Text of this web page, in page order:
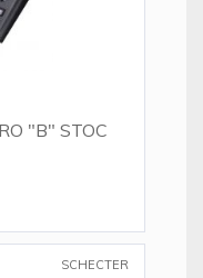
"B" STOCK
SCHECTER